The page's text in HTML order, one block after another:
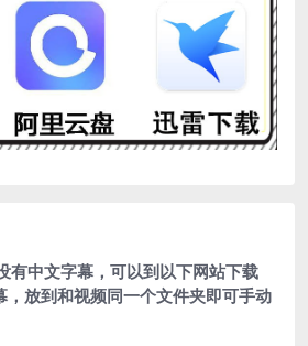
有中文字幕，可以到以下网站下载
，放到和视频同一个文件夹即可手动